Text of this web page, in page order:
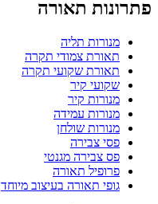
פתרונות תאורה
מנורות תליה
תאורת צמודי תקרה
תאורת שקועי תקרה
שקועי קיר
מנורות קיר
מנורות עמידה
מנורות שולחן
פסי צבירה
פס צבירה מגנטי
פרופיל תאורה
גופי תאורה בעיצוב מיוחד